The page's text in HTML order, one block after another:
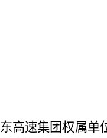
高速集团权属